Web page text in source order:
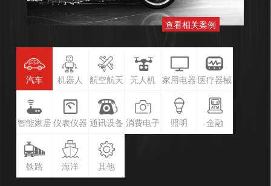
查看相关案例
汽车 机器人 航空航天 无人机 家用电器 医疗器械
智能家居 仪表仪器 通讯设备 消费电子 照明 金融
铁路 海洋 其他